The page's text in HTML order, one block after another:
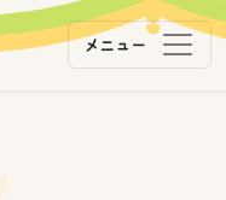
メニュー